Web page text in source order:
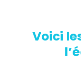
Voici